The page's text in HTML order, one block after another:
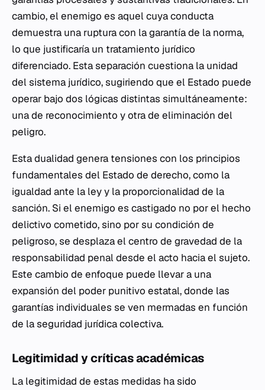
cambio, el enemigo es aquel cuya conducta
demuestra una ruptura con la garantía de la norma,
lo que justificaría un tratamiento jurídico
diferenciado. Esta separación cuestiona la unidad
del sistema jurídico, sugiriendo que el Estado puede
operar bajo dos lógicas distintas simultáneamente:
una de reconocimiento y otra de eliminación del
peligro.
Esta dualidad genera tensiones con los principios
fundamentales del Estado de derecho, como la
igualdad ante la ley y la proporcionalidad de la
sanción. Si el enemigo es castigado no por el hecho
delictivo cometido, sino por su condición de
peligroso, se desplaza el centro de gravedad de la
responsabilidad penal desde el acto hacia el sujeto.
Este cambio de enfoque puede llevar a una
expansión del poder punitivo estatal, donde las
garantías individuales se ven mermadas en función
de la seguridad jurídica colectiva.
Legitimidad y críticas académicas
La legitimidad de estas medidas ha sido